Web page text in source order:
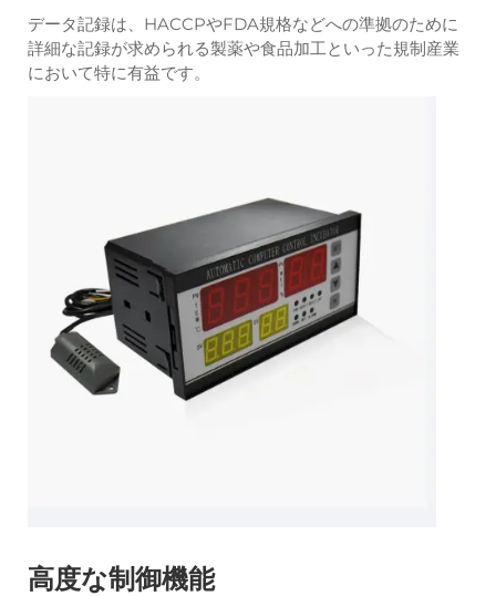
データ記録は、HACCPやFDA規格などへの準拠のために
詳細な記録が求められる製薬や食品加工といった規制産業
において特に有益です。
高度な制御機能